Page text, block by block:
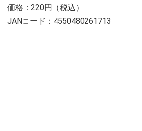
価格：220円（税込）
JANコード：4550480261713